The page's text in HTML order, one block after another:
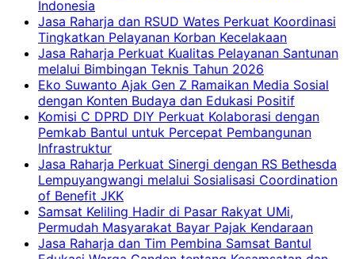
Indonesia
Jasa Raharja dan RSUD Wates Perkuat Koordinasi
Tingkatkan Pelayanan Korban Kecelakaan
Jasa Raharja Perkuat Kualitas Pelayanan Santunan
melalui Bimbingan Teknis Tahun 2026
Eko Suwanto Ajak Gen Z Ramaikan Media Sosial
dengan Konten Budaya dan Edukasi Positif
Komisi C DPRD DIY Perkuat Kolaborasi dengan
Pemkab Bantul untuk Percepat Pembangunan
Infrastruktur
Jasa Raharja Perkuat Sinergi dengan RS Bethesda
Lempuyangwangi melalui Sosialisasi Coordination
of Benefit JKK
Samsat Keliling Hadir di Pasar Rakyat UMi,
Permudah Masyarakat Bayar Pajak Kendaraan
Jasa Raharja dan Tim Pembina Samsat Bantul